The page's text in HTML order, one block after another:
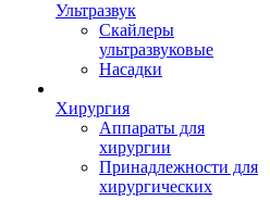
Ультразвук
Скайлеры
ультразвуковые
Насадки
Хирургия
Аппараты для
хирургии
Принадлежности для
хирургических